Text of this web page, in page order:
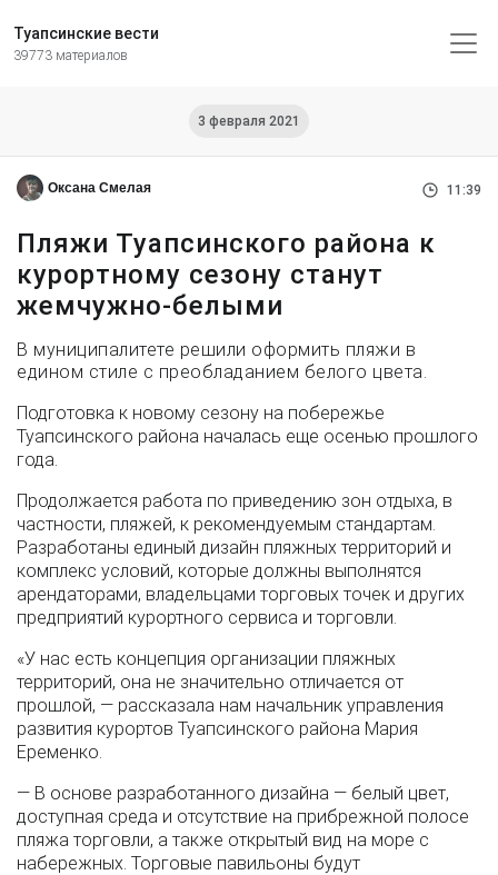
Туапсинские вести
39773 материалов
3 февраля 2021
Оксана Смелая 11:39
Пляжи Туапсинского района к
курортному сезону станут
жемчужно-белыми
В муниципалитете решили оформить пляжи в
едином стиле с преобладанием белого цвета.
Подготовка к новому сезону на побережье
Туапсинского района началась еще осенью прошлого
года.
Продолжается работа по приведению зон отдыха, в
частности, пляжей, к рекомендуемым стандартам.
Разработаны единый дизайн пляжных территорий и
комплекс условий, которые должны выполнятся
арендаторами, владельцами торговых точек и других
предприятий курортного сервиса и торговли.
«У нас есть концепция организации пляжных
территорий, она не значительно отличается от
прошлой, — рассказала нам начальник управления
развития курортов Туапсинского района Мария
Еременко.
— В основе разработанного дизайна — белый цвет,
доступная среда и отсутствие на прибрежной полосе
пляжа торговли, а также открытый вид на море с
набережных. Торговые павильоны будут